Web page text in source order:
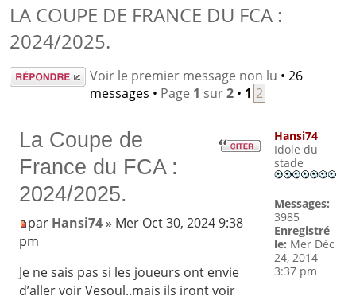
LA COUPE DE FRANCE DU FCA :
2024/2025.
Répondre Voir le premier message non lu • 26
messages • Page 1 sur2• 1 2
La Coupe de
France du FCA :
2024/2025.
par Hansi74» Mer Oct 30, 2024 9:38
pm
Je ne sais pas si les joueurs ont envie
d’aller voir Vesoul..mais ils iront voir
Hansi74
Idole du
stade
Messages:
3985
Enregistré
le: Mer Déc
24, 2014
3:37 pm